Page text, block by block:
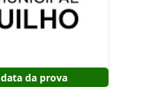
da prova